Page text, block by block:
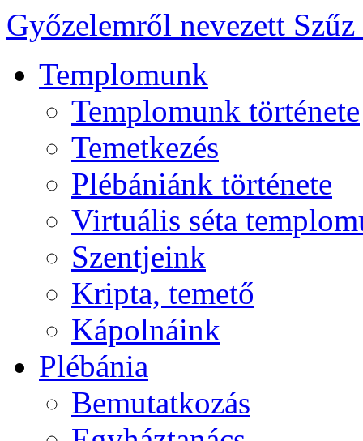
Győzelemről nevezett
Templomunk
Templomunk története
Temetkezés
Plébániánk története
Virtuális séta
Szentjeink
Kripta, temető
Kápolnáink
Plébánia
Bemutatkozás